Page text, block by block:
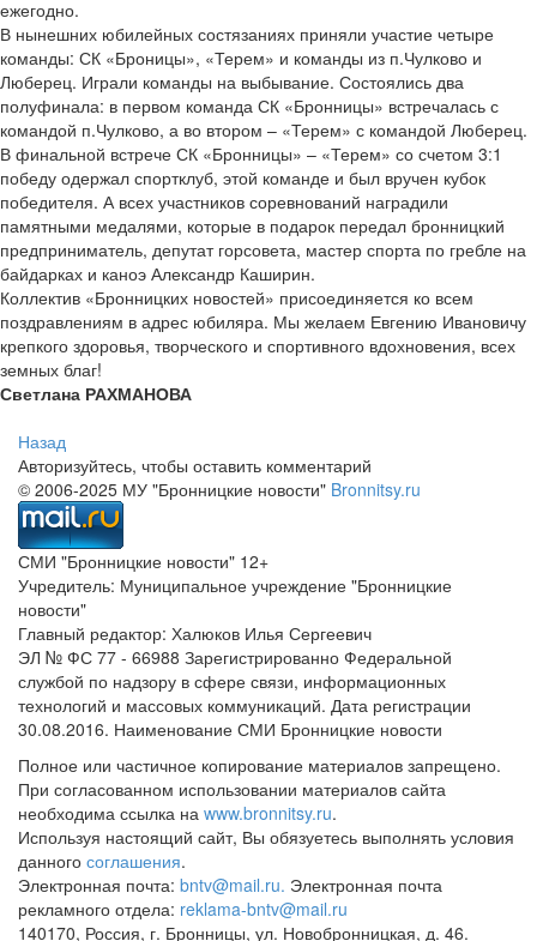
ежегодно.
В нынешних юбилейных состязаниях приняли участие четыре
команды: СК «Броницы», «Терем» и команды из п.Чулково и
Люберец. Играли команды на выбывание. Состоялись два
полуфинала: в первом команда СК «Бронницы» встречалась с
командой п.Чулково, а во втором – «Терем» с командой Люберец.
В финальной встрече СК «Бронницы» – «Терем» со счетом 3:1
победу одержал спортклуб, этой команде и был вручен кубок
победителя. А всех участников соревнований наградили
памятными медалями, которые в подарок передал бронницкий
предприниматель, депутат горсовета, мастер спорта по гребле на
байдарках и каноэ Александр Каширин.
Коллектив «Бронницких новостей» присоединяется ко всем
поздравлениям в адрес юбиляра. Мы желаем Евгению Ивановичу
крепкого здоровья, творческого и спортивного вдохновения, всех
земных благ!
Светлана РАХМАНОВА
Назад
Авторизуйтесь, чтобы оставить комментарий
© 2006-2025 МУ "Бронницкие новости" Bronnitsy.ru
СМИ "Бронницкие новости" 12+
Учредитель: Муниципальное учреждение "Бронницкие
новости"
Главный редактор: Халюков Илья Сергеевич
ЭЛ № ФС 77 - 66988 Зарегистрированно Федеральной
службой по надзору в сфере связи, информационных
технологий и массовых коммуникаций. Дата регистрации
30.08.2016. Наименование СМИ Бронницкие новости
Полное или частичное копирование материалов запрещено.
При согласованном использовании материалов сайта
необходима ссылка на www.bronnitsy.ru.
Используя настоящий сайт, Вы обязуетесь выполнять условия
данного соглашения.
Электронная почта: bntv@mail.ru. Электронная почта
рекламного отдела: reklama-bntv@mail.ru
140170, Россия, г. Бронницы, ул. Новобронницкая, д. 46.